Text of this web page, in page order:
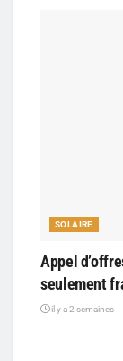
SOLAIRE
Appel
seulement
il y a 2 semaines